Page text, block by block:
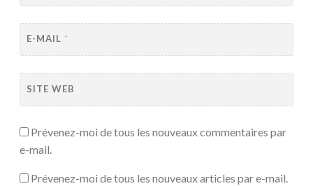
E-MAIL *
SITE WEB
Prévenez-moi de tous les nouveaux commentaires par
e-mail.
Prévenez-moi de tous les nouveaux articles par e-mail.